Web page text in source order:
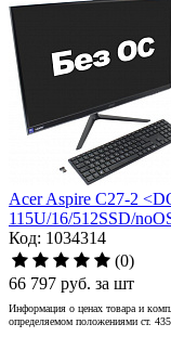
Acer Aspire C27-2
115U/16/512SSD/
Код: 1034314
(0)
66 797 руб. за шт
Информация о ценах товара и
определяемом положениями ст.